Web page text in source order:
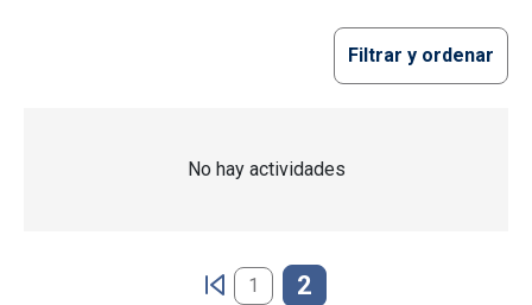
Filtrar y ordenar
No hay actividades
1 2